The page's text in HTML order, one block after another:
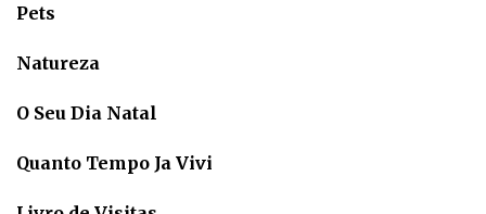
Pets
Natureza
O Seu Dia Natal
Quanto Tempo Ja Vivi